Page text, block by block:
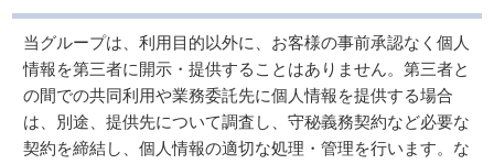
当グループは、利用目的以外に、お客様の事前承認なく個人
情報を第三者に開示・提供することはありません。第三者と
の間での共同利用や業務委託先に個人情報を提供する場合
は、別途、提供先について調査し、守秘義務契約など必要な
契約を締結し、個人情報の適切な処理・管理を行います。な